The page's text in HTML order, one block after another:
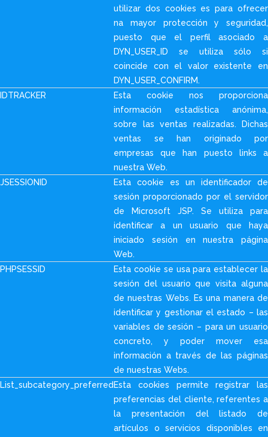
utilizar dos cookies es para ofrecer
na mayor protección y seguridad,
puesto que el perfil asociado a
DYN_USER_ID se utiliza sólo si
coincide con el valor existente en
DYN_USER_CONFIRM.
IDTRACKER
Esta cookie nos proporciona
información estadística anónima,
sobre las ventas realizadas. Dichas
ventas se han originado por
empresas que han puesto links a
nuestra Web.
JSESSIONID
Esta cookie es un identificador de
sesión proporcionado por el servidor
de Microsoft JSP. Se utiliza para
identificar a un usuario que haya
iniciado sesión en nuestra página
Web.
PHPSESSID
Esta cookie se usa para establecer la
sesión del usuario que visita alguna
de nuestras Webs. Es una manera de
identificar y gestionar el estado – las
variables de sesión – para un usuario
concreto, y poder mover esa
información a través de las páginas
de nuestras Webs.
List_subcategory_preferred Esta cookies permite registrar las
preferencias del cliente, referentes a
la presentación del listado de
artículos o servicios disponibles en